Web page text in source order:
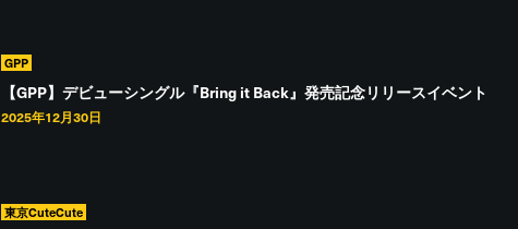
GPP
【GPP】デビューシングル『Bring it Back』発売記念リリースイベント
2025年12月30日
東京CuteCute